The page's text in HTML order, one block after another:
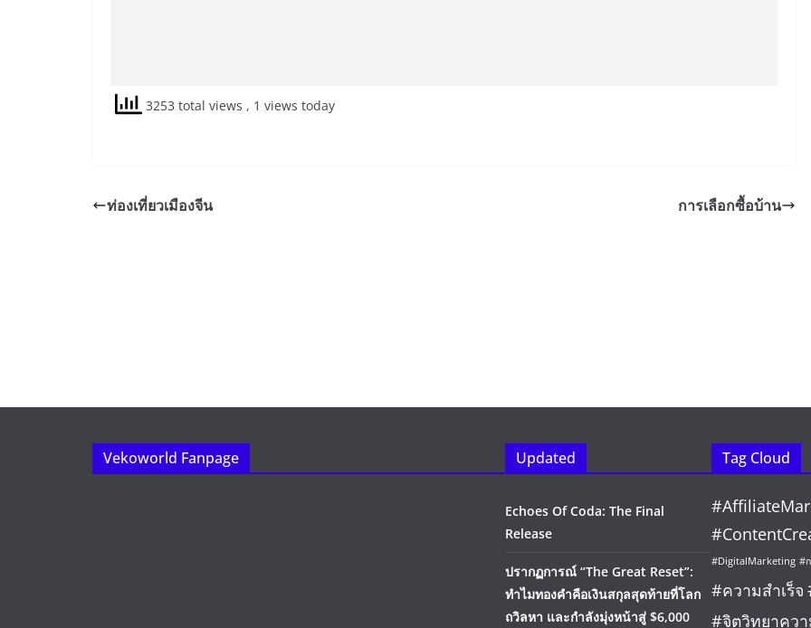
3253 total views , 1 views today
ท่องเที่ยวเมืองจีน การเลือกซื้อบ้าน
Vekoworld Fanpage Updated
Echoes Of Coda: The Final
Release
ปรากฏการณ์ “The Great Reset”:
ทำไมทองคำคือเงินสกุลสุดท้ายที่โลก
ถวิลหา และกำลังมุ่งหน้าสู่ $6,000
Tag Cloud
#DigitalMarketing #
#ความสำเร็จ
#จิตวิทยาควา